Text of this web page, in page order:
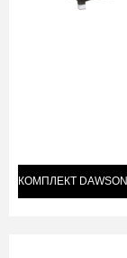
КОМПЛЕКТ DAWSON